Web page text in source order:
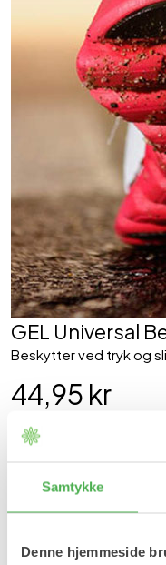
Samtykke
Denne hjemmeside
GEL Universal
Beskytter ved tryk og
44,95 kr
Forventet leveringstid: 1-2